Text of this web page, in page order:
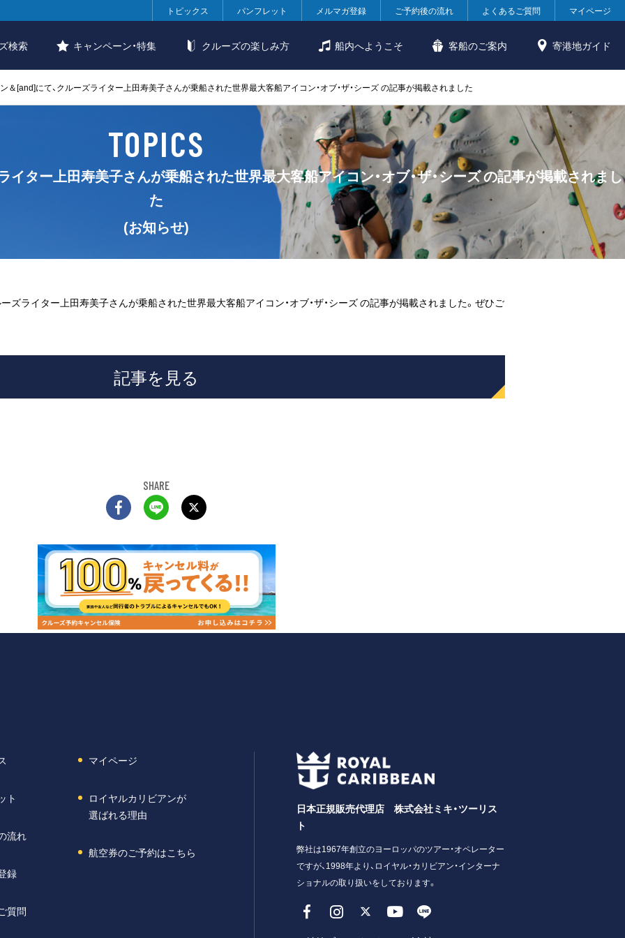
トピックス パンフレット メルマガ登録 ご予約後の流れ よくあるご質問 マイページ
検索 キャンペーン・特集 クルーズの楽しみ方 船内へようこそ 客船のご案内 寄港地ガイド
＆[and]にて、クルーズライター上田寿美子さんが乗船された世界最大客船アイコン・オブ・ザ・シーズ の記事が掲載されました
TOPICS
ター上田寿美子さんが乗船された世界最大客船アイコン・オブ・ザ・シーズ の記事が掲載されまし
た
(お知らせ)
ズライター上田寿美子さんが乗船された世界最大客船アイコン・オブ・ザ・シーズ の記事が掲載されました。ぜひご
記事を見る
SHARE
ト
流れ
録
質問
マイページ
ロイヤルカリビアンが
選ばれる理由
航空券のご予約はこちら
日本正規販売代理店 株式会社ミキ・ツーリス
ト
弊社は1967年創立のヨーロッパのツアー・オペレーター
ですが、1998年より、ロイヤル・カリビアン・インターナ
ショナルの取り扱いをしております。